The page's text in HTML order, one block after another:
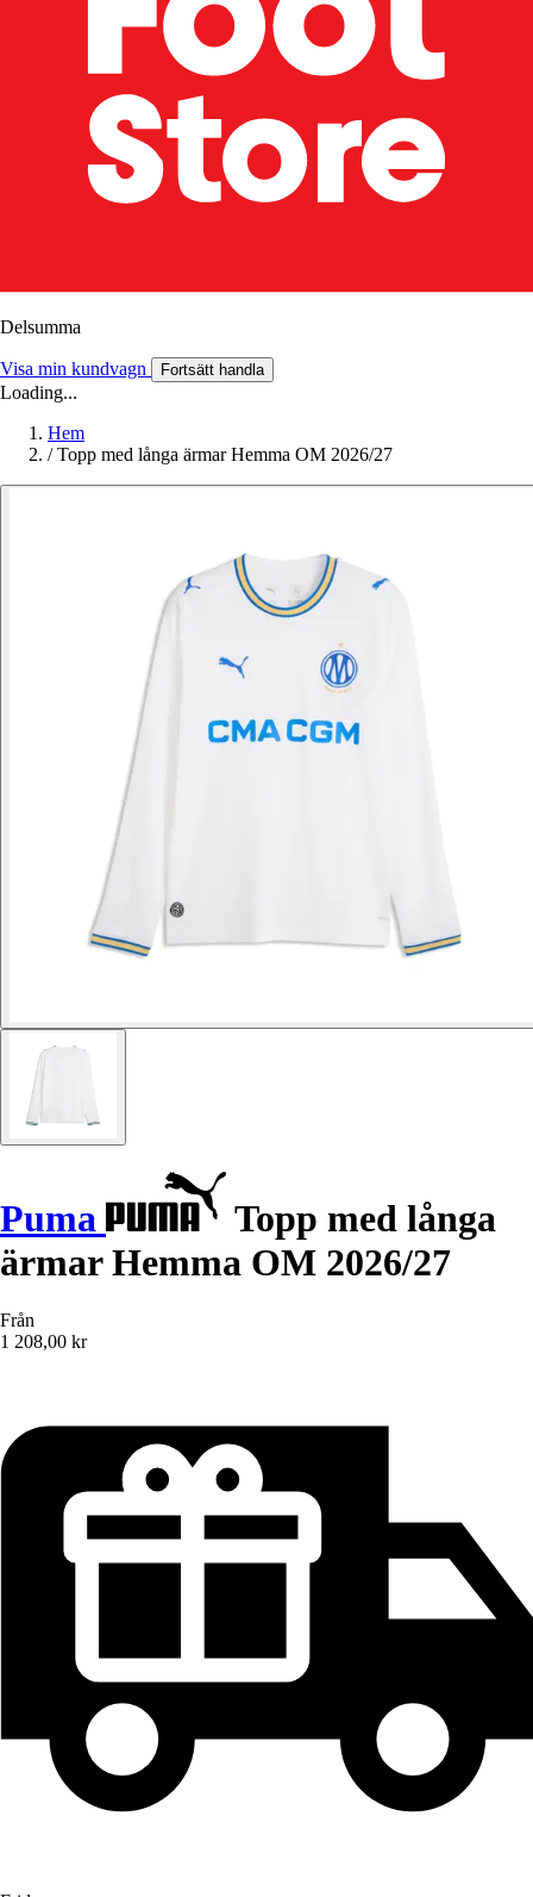
Delsumma
Visa min kundvagn Fortsätt handla
Loading...
Hem
/ Topp med långa ärmar Hemma OM 2026/27
Puma
Topp med långa
ärmar Hemma OM 2026/27
Från
1 208,00 kr